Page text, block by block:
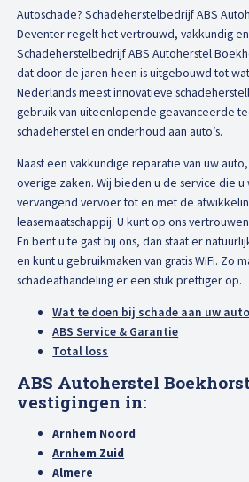
Autoschade? Schadeherstelbedrijf ABS
Deventer regelt het vertrouwd, vakkundig
Schadeherstelbedrijf ABS Autoherstel
dat door de jaren heen is uitgebouwd tot
Nederlands meest innovatieve
gebruik van uiteenlopende geavanceerde
schadeherstel en onderhoud aan auto’s.
Naast een vakkundige reparatie van uw
overige zaken. Wij bieden u de service die u
vervangend vervoer tot en met de
leasemaatschappij. U kunt op ons
En bent u te gast bij ons, dan staat er
en kunt u gebruikmaken van gratis WiFi. Zo
schadeafhandeling er een stuk prettiger op.
Wat te doen bij schade aan uw
ABS Service & Garantie
Total loss
ABS Autoherstel
vestigingen in:
Arnhem Noord
Arnhem Zuid
Almere